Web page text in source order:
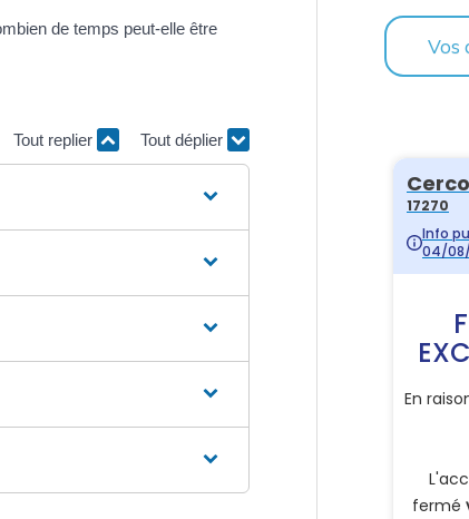
de temps peut-elle être
Tout replier Tout déplier
Vos